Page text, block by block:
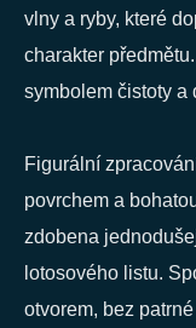
vlny a ryby, které
charakter
symbolem čistoty a
Figurální
povrchem a
zdobena
lotosového listu.
otvorem, bez